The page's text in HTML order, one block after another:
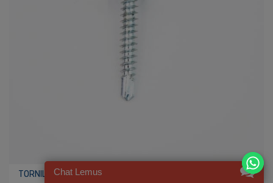
TORNILLO K-LAT GALVANIZADO 8X1 PLG 44647
Chat Lemus